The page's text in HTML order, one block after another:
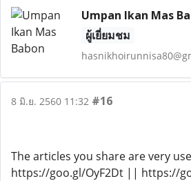
Umpan Ikan Mas
ผู้เยี่ยมชม
8 มิ.ย. 2560 11:32 #16
The articles you share are very
https://goo.gl/OyF2Dt || https://